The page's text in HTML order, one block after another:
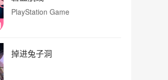
PlayStation Game
掉进兔子洞